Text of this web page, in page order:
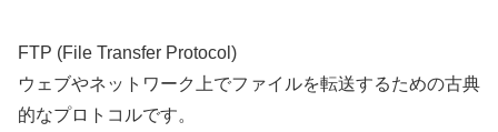
FTP (File Transfer Protocol)
ウェブやネットワーク上でファイルを転送するための古典
的なプロトコルです。